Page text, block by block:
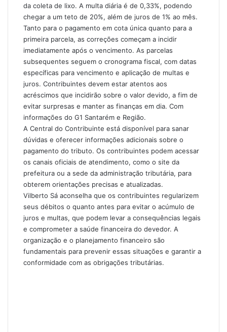
da coleta de lixo. A multa diária é de 0,33%, podendo
chegar a um teto de 20%, além de juros de 1% ao mês.
Tanto para o pagamento em cota única quanto para a
primeira parcela, as correções começam a incidir
imediatamente após o vencimento. As parcelas
subsequentes seguem o cronograma fiscal, com datas
específicas para vencimento e aplicação de multas e
juros. Contribuintes devem estar atentos aos
acréscimos que incidirão sobre o valor devido, a fim de
evitar surpresas e manter as finanças em dia. Com
informações do G1 Santarém e Região.
A Central do Contribuinte está disponível para sanar
dúvidas e oferecer informações adicionais sobre o
pagamento do tributo. Os contribuintes podem acessar
os canais oficiais de atendimento, como o site da
prefeitura ou a sede da administração tributária, para
obterem orientações precisas e atualizadas.
Vilberto Sá aconselha que os contribuintes regularizem
seus débitos o quanto antes para evitar o acúmulo de
juros e multas, que podem levar a consequências legais
e comprometer a saúde financeira do devedor. A
organização e o planejamento financeiro são
fundamentais para prevenir essas situações e garantir a
conformidade com as obrigações tributárias.